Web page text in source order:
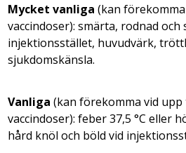
Mycket vanliga (kan
vaccindoser): smärta, rodnad och
injektionsstället, huvudvärk,
sjukdomskänsla.
Vanliga (kan förekomma vid upp
vaccindoser): feber 37,5 °C eller
hård knöl och böld vid